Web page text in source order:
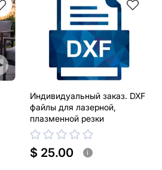
Индивидуальный заказ. DXF
файлы для лазерной,
плазменной резки
$ 25.00 i